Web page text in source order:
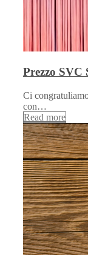
Prezzo SVC
Ci
con…
Read more